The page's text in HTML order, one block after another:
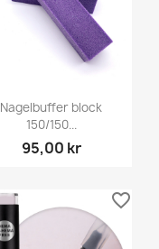
Nagelbuffer block
150/150...
95,00 kr
favorite_border